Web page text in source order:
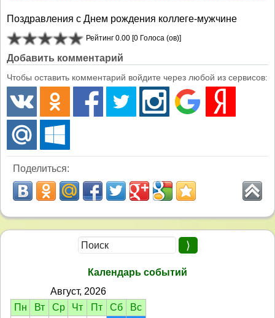
Поздравления с Днем рождения коллеге-мужчине
Рейтинг 0.00 [0 Голоса (ов)]
Добавить комментарий
Чтобы оставить комментарий войдите через любой из сервисов:
Поделиться:
Календарь событий
Август, 2026
Пн
Вт Ср Чт Пт Сб
Вс